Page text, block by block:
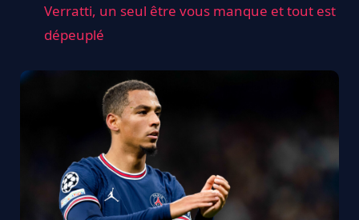
Verratti, un seul être vous manque et tout est
dépeuplé